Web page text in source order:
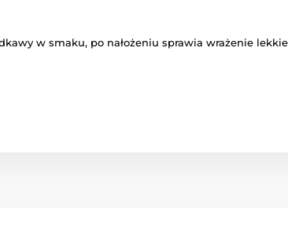
w smaku, po nałożeniu sprawia wrażenie